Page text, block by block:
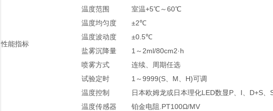
性能指标
温度范围
室温+5℃～60℃
温度均匀度
±2℃
温度波动度
±0.5℃
盐雾沉降量
1～2ml/80cm2·h
喷雾方式
连续、周期任选
试验定时
1～9999(S、M、H)可调
温度控制
日本欧姆龙或日本理化LED数显P、I、D+S
温度传感器
铂金电阻.PT100Ω/MV